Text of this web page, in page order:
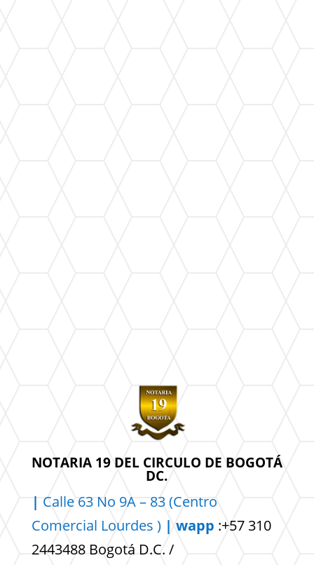
NOTARIA 19 DEL CIRCULO DE BOGOTÁ
DC.
| Calle 63 No 9A – 83 (Centro
Comercial Lourdes ) | wapp :+57 310
2443488 Bogotá D.C. /